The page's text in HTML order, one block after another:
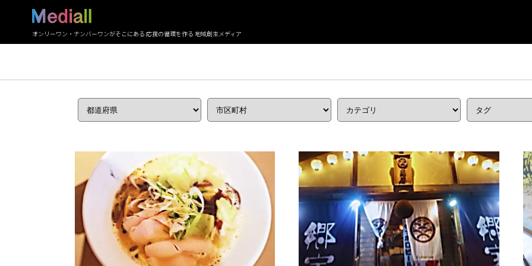
オンリーワン・ナンバーワンがそこにある 応援の循環を作る 地域創生メディア